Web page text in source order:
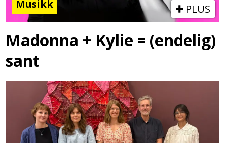
Musikk PLUS
Madonna + Kylie = (endelig)
sant